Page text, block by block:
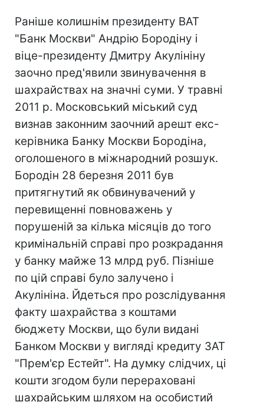
Раніше колишнім президенту ВАТ
"Банк Москви" Андрію Бородіну і
віце-президенту Дмитру Акулініну
заочно пред'явили звинувачення в
шахрайствах на значні суми. У травні
2011 р. Московський міський суд
визнав законним заочний арешт екс-
керівника Банку Москви Бородіна,
оголошеного в міжнародний розшук.
Бородін 28 березня 2011 був
притягнутий як обвинувачений у
перевищенні повноважень у
порушеній за кілька місяців до того
кримінальній справі про розкрадання
у банку майже 13 млрд руб. Пізніше
по цій справі було залучено і
Акулініна. Йдеться про розслідування
факту шахрайства з коштами
бюджету Москви, що були видані
Банком Москви у вигляді кредиту ЗАТ
"Прем'єр Естейт". На думку слідчих, ці
кошти згодом були перераховані
шахрайським шляхом на особистий